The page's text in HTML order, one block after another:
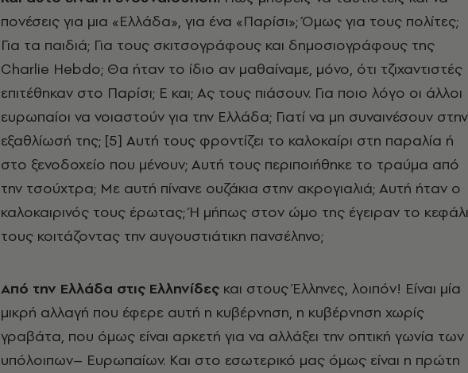
πονέσεις για μια «Ελλάδα», για ένα «Παρίσι»; Όμως για τους πολίτες;
Για τα παιδιά; Για τους σκιτσογράφους και δημοσιογράφους της
Charlie Hebdo; Θα ήταν το ίδιο αν μαθαίναμε, μόνο, ότι τζιχαντιστές
επιτέθηκαν στο Παρίσι; Ε και; Ας τους πιάσουν. Για ποιο λόγο οι άλλοι
ευρωπαίοι να νοιαστούν για την Ελλάδα; Γιατί να μη συναινέσουν στην
εξαθλίωσή της; [5] Αυτή τους φροντίζει το καλοκαίρι στη παραλία ή
στο ξενοδοχείο που μένουν; Αυτή τους περιποιήθηκε το τραύμα από
την τσούχτρα; Με αυτή πίνανε ουζάκια στην ακρογιαλιά; Αυτή ήταν ο
καλοκαιρινός τους έρωτας; Ή μήπως στον ώμο της έγειραν το κεφάλι
τους κοιτάζοντας την αυγουστιάτικη πανσέληνο;
Από την Ελλάδα στις Ελληνίδες και στους Έλληνες, λοιπόν! Είναι μία
μικρή αλλαγή που έφερε αυτή η κυβέρνηση, η κυβέρνηση χωρίς
γραβάτα, που όμως είναι αρκετή για να αλλάξει την οπτική γωνία
υπόλοιπων– Ευρωπαίων. Και στο εσωτερικό μας όμως είναι η πρώτη